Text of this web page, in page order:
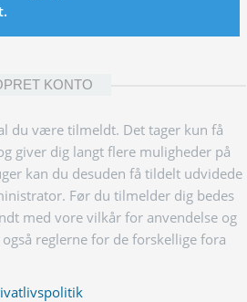
KONTO
du være tilmeldt. Det tager kun få
giver dig langt flere muligheder på
kan du desuden få tildelt udvidede
Før du tilmelder dig bedes
med vore vilkår for anvendelse og
reglerne for de forskellige fora